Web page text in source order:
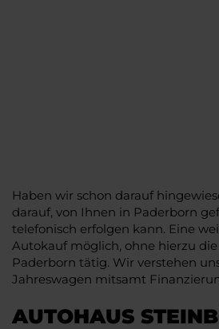
Haben wir schon darauf
darauf, von Ihnen in Paderborn
telefonisch erfolgen kann. Eine
Autokauf möglich, ohne hierzu
Paderborn tätig. Wir verstehen
Jahreswagen mitsamt
AUTOHAUS